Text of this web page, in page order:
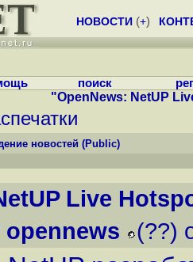
НОВОСТИ (+)
поиск
"OpenNews: NetUP
новостей (Public)
Live
opennews (??)